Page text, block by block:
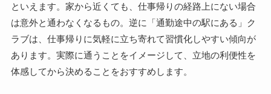
といえます。家から近くても、仕事帰りの経路上にない場合
は意外と通わなくなるもの。逆に「通勤途中の駅にある」ク
ラブは、仕事帰りに気軽に立ち寄れて習慣化しやすい傾向が
あります。実際に通うことをイメージして、立地の利便性を
体感してから決めることをおすすめします。